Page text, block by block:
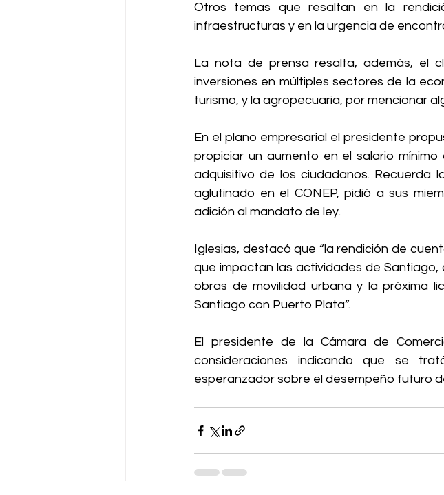
Otros temas que resaltan en la
infraestructuras y en la urgencia de
La nota de prensa resalta, además, el
inversiones en múltiples sectores de la
turismo, y la agropecuaria, por mencionar
En el plano empresarial el presidente
propiciar un aumento en el salario
adquisitivo de los ciudadanos.
aglutinado en el CONEP, pidió a sus
adición al mandato de ley.
Iglesias, destacó que “la rendición de
que impactan las actividades de
obras de movilidad urbana y la próxima
Santiago con Puerto Plata”.
El presidente de la Cámara de
consideraciones indicando que se
esperanzador sobre el desempeño futuro